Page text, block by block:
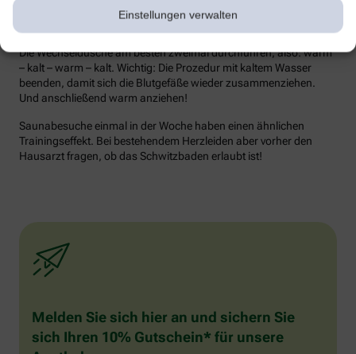
Einstellungen verwalten
Dann sind die Arme dran: Auch hier geht’s wieder von unten nach
oben, beginnend am rechten Handrücken bis zur Schulter und
von der Achsel am Innenarm wieder bis zur Handfläche zurück.
Die Wechseldusche am besten zweimal durchführen, also: warm
– kalt – warm – kalt. Wichtig: Die Prozedur mit kaltem Wasser
beenden, damit sich die Blutgefäße wieder zusammenziehen.
Und anschließend warm anziehen!
Saunabesuche einmal in der Woche haben einen ähnlichen
Trainingseffekt. Bei bestehendem Herzleiden aber vorher den
Hausarzt fragen, ob das Schwitzbaden erlaubt ist!
Melden Sie sich hier an und sichern Sie
sich Ihren 10% Gutschein* für unsere